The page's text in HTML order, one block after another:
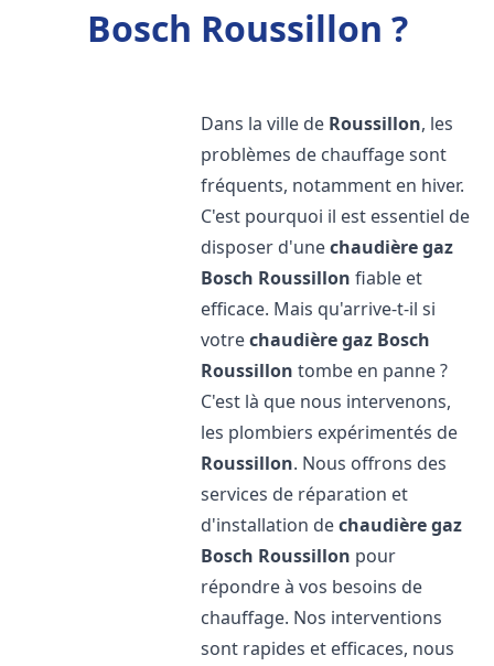
Bosch Roussillon ?
Dans la ville de Roussillon, les
problèmes de chauffage sont
fréquents, notamment en hiver.
C'est pourquoi il est essentiel de
disposer d'unechaudière gaz
Bosch Roussillon fiable et
efficace. Mais qu'arrive-t-il si
votrechaudière gaz Bosch
Roussillon tombe en panne ?
C'est là que nous intervenons,
les plombiers expérimentés de
Roussillon. Nous offrons des
services de réparation et
d'installation dechaudière gaz
Bosch Roussillon pour
répondre à vos besoins de
chauffage. Nos interventions
sont rapides et efficaces, nous